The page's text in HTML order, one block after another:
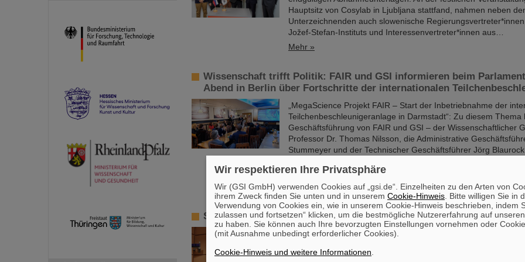
Hauptsitz von Cosylab in Ljubljana stattfand, nahmen neben
Unterzeichnenden auch slowenische
Jožef-Stefan-Instituts und Interessenvertreter*innen aus…
Mehr »
Wissenschaft trifft Politik: FAIR und GSI informieren beim
Abend in Berlin über Fortschritte der internationalen
„MegaScience Projekt FAIR – Start der Inbetriebnahme der
Teilchenbeschleunigeranlage in Darmstadt“: Zu diesem Thema
Geschäftsführung von FAIR und GSI – der Wissenschaftlicher
Professor Dr. Thomas Nilsson, die Administrative
Stummeyer und der Technischer Geschäftsführer Jörg
Parlamentarischen Abend in Berlin eingeladen. Die
Schirmherrschaft von Dr. Michael Meister,…
Mehr »
SPARC-Promotionspreis für Dr. Guy Leckenby
Den diesjährigen SPARC-Promotionspreis erhielt Dr. Guy
Speicherring für Neutroneneinfangprozesse”. Die
Wir respektieren Ihre Privatsphäre
Wir (GSI GmbH) verwenden Cookies auf „gsi.de“. Einzelheiten zu den Arten von
ihrem Zweck finden Sie unten und in unserem Cookie-Hinweis . Bitte willigen Sie in
Verwendung von Cookies ein, wie in unserem Cookie-Hinweis beschrieben, indem
zulassen und fortsetzen“ klicken, um die bestmögliche Nutzererfahrung auf
zu haben. Sie können auch Ihre bevorzugten Einstellungen vornehmen oder
(mit Ausnahme unbedingt erforderlicher Cookies).
Cookie-Hinweis und weitere Informationen